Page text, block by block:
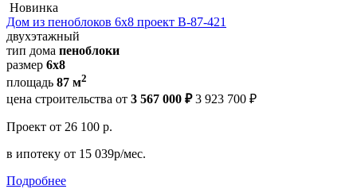
Новинка
Дом из пеноблоков 6х8 проект В-87-421
двухэтажный
тип дома пеноблоки
размер 6х8
площадь 87 м2
цена строительства от 3 567 000 ₽ 3 923 700 ₽
Проект от 26 100 р.
в ипотеку от 15 039р/мес.
Подробнее